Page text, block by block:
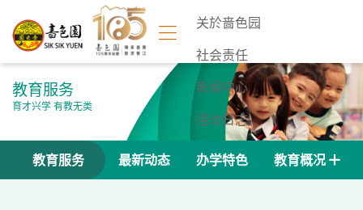
关於啬色园
社会责任
新闻中心
活动日志
联络我们
教育服务
育才兴学 有教无类
教育服务 最新动态 办学特色 教育概况